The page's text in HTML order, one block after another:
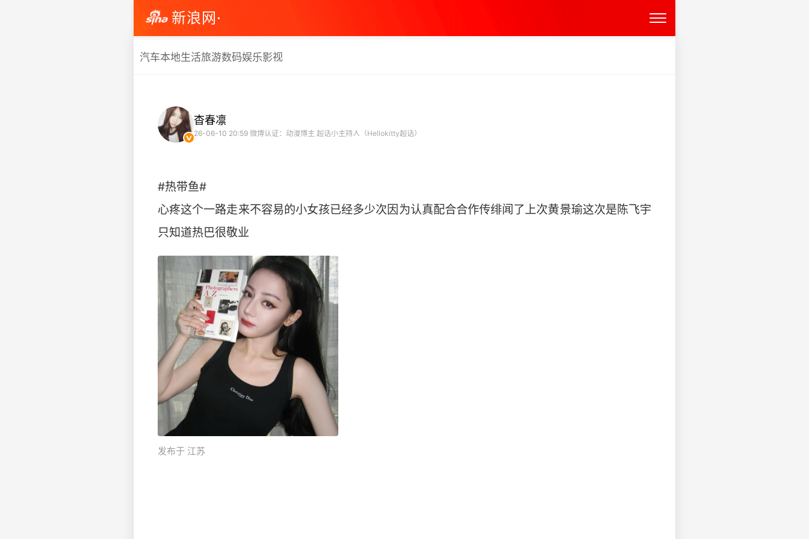
新浪网·
汽车本地生活旅游数码娱乐影视
杳春凛
26-06-10 20:59 微博认证：动漫博主 超话小主持人（Hellokitty超话）
#热带鱼#
心疼这个一路走来不容易的小女孩已经多少次因为认真配合合作传绯闻了上次黄景瑜这次是陈飞宇
只知道热巴很敬业 ​
发布于 江苏